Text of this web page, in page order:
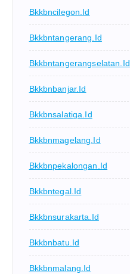
Bkkbncilegon.id
Bkkbntangerang.id
Bkkbntangerangselatan.id
Bkkbnbanjar.id
Bkkbnsalatiga.id
Bkkbnmagelang.id
Bkkbnpekalongan.id
Bkkbntegal.id
Bkkbnsurakarta.id
Bkkbnbatu.id
Bkkbnmalang.id